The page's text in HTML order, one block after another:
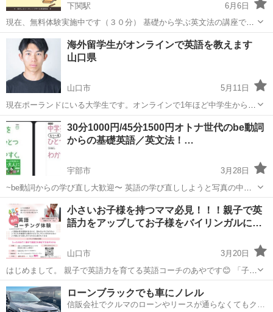
下関駅
6月6日
現在、無料体験実施中です（３０分） 基礎から学ぶ英文法の講座です
（英語で「聞く」「読む」「話す」「書く」技能を使いこなすために
は、文法という英語のルールを学ぶことが非常に重要です） 以下のよ
うなお悩みを抱えていら...
山口 下関市 下関駅 英語/基礎英語 1級
海外留学生がオンラインで英語を教えます
山口県
山口市
5月11日
現在ポーランドにいる大学生です。オンラインで1年ほど中学生から大
人の方まで英語を教えています。IELTS 6.0 と高いわけではないです
が英語の基礎は教えることができます。 学校の定期テスト対策 英話を
話せるようにな...
山口 山口市 英語/基礎英語 オンライン
30分1000円/45分1500円オトナ世代のbe動詞
からの基礎英語／英文法！…
宇部市
3月28日
~be動詞からの学び直し大歓迎〜 英語の学び直ししようと写真の中学
英語〜テキストを買ったものの なかなかつづかなかったオトナ世代の
あなたへ。 月2回〜のオンライン面談授業（zoom,meet,LINE通話など
で3...
山口 宇部市 英語/基礎英語
小さいお子様を持つママ必見！！！親子で英
語力をアップしてお子様をバイリンガルに…
山口市
3月20日
はじめまして。 親子で英語力を育てる英語コーチのあやです😊 「子ど
もに英語を話せるようになってほしい」 そう思ったことはありません
か？ でも実際は… ・インターナショナルスクールは高額でハードルが
高い ...
山口 山口市 その他
ローンブラックでも車にノレル
信販会社でクルマのローンやリースが通らなくてもクル